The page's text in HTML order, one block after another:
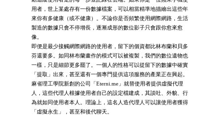
用者，世上某處存有一份數據檔案，可以相當精準地描繪出這些年
來你有多健康（或不健康）。不論你是否頻繁使用網際網路，生活
製造的數據只會不停增長，逐漸成形的數位影子只會跟你愈來愈
像。
即便是最少接觸網際網路的使用者，留下的個資都比林布蘭和貝多
芬還要多。如同林布蘭畫作的模式可以被複製，我們的數位遺物也
一樣，只是細節更多罷了。一個人的性格可以從留下的數據中確實
「提取」出來，甚至還有一個專門提供這項服務的產業正在興起。
麻省理工學院新創的公司「Eterni.me」就替使用者提供虛擬代理
人，這些代理人根據使用者自己的設定檔建成，其談吐、外貌、行
為就如同使用者本人。理論上，這名人造代理人可以讓使用者獲得
「虛擬永生」，甚至和後代聊天。